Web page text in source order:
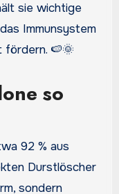
sie wichtige
Immunsystem
fördern. 🍉🌞
so
92 % aus
Durstlöscher
sondern